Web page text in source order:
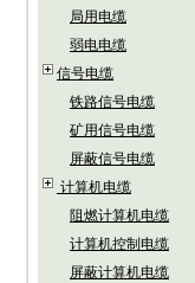
局用电缆
弱电电缆
信号电缆
铁路信号电缆
矿用信号电缆
屏蔽信号电缆
计算机电缆
阻燃计算机电缆
计算机控制电缆
屏蔽计算机电缆